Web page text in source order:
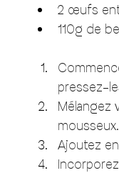
2 œufs
110g de
pressez-
Mélangez
mousseux.
Ajoutez